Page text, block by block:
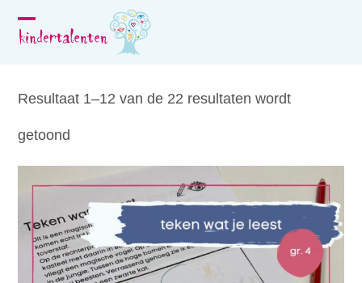
Open
menu
Close
menu
Resultaat 1–12 van de 22 resultaten wordt
getoond